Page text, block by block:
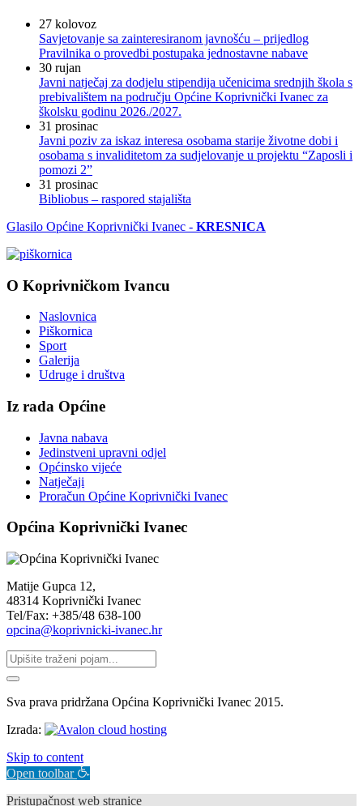
27 kolovoz
Savjetovanje sa zainteresiranom javnošću – prijedlog
Pravilnika o provedbi postupaka jednostavne nabave
30 rujan
Javni natječaj za dodjelu stipendija učenicima srednjih škola s
prebivalištem na području Općine Koprivnički Ivanec za
školsku godinu 2026./2027.
31 prosinac
Javni poziv za iskaz interesa osobama starije životne dobi i
osobama s invaliditetom za sudjelovanje u projektu “Zaposli i
pomozi 2”
31 prosinac
Bibliobus – raspored stajališta
Glasilo Općine Koprivnički Ivanec - KRESNICA
O Koprivničkom Ivancu
Naslovnica
Piškornica
Sport
Galerija
Udruge i društva
Iz rada Općine
Javna nabava
Jedinstveni upravni odjel
Općinsko vijeće
Natječaji
Proračun Općine Koprivnički Ivanec
Općina Koprivnički Ivanec
Matije Gupca 12,
48314 Koprivnički Ivanec
Tel/Fax: +385/48 638-100
opcina@koprivnicki-ivanec.hr
Sva prava pridržana Općina Koprivnički Ivanec 2015.
Izrada:
Skip to content
Open toolbar
Pristupačnost web stranice